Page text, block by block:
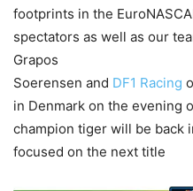
footprints in the
spectators as well as our
Grapos
Soerensen and DF1 Racing
in Denmark on the evening
champion tiger will be back
focused on the next title